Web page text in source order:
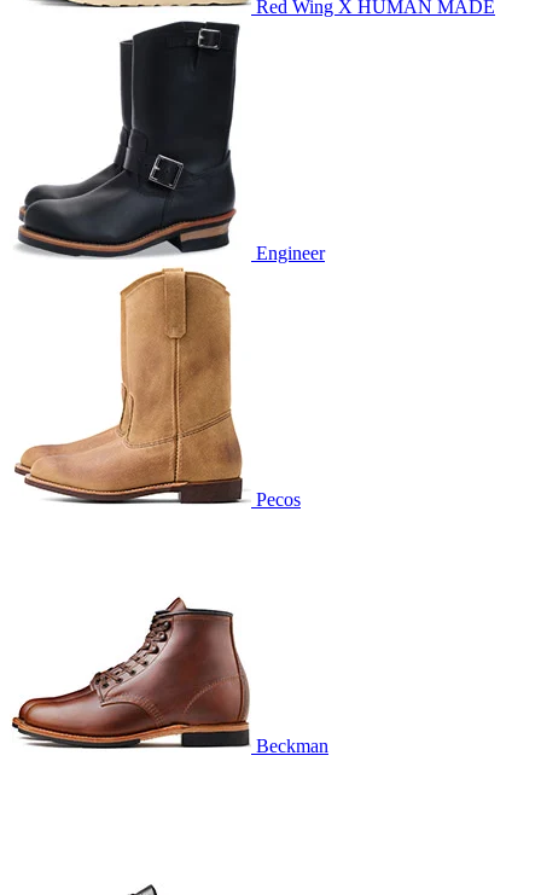
Red Wing X HUMAN MADE
Engineer
Pecos
Beckman